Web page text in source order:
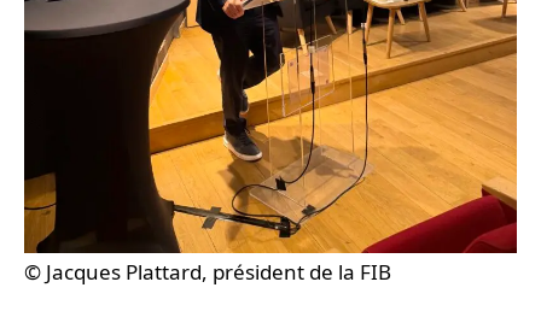
© Jacques Plattard, président de la FIB